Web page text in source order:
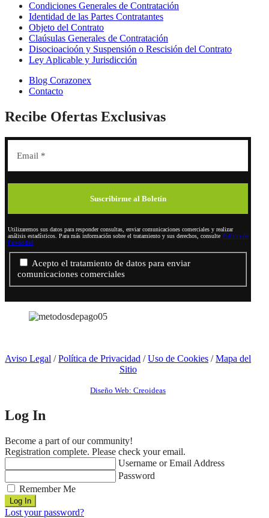
Condiciones Generales de Contratación
Identidad de las Partes Contratantes
Objeto del Contrato
Claúsulas Generales de Contratación
Disocioacioón y Suspensión o Rescisión del Contrato
Ley Aplicable y Jurisdicción
Blog Corazonex
Contacto
Recibe Ofertas Exclusivas
Utilizaremos sus datos para responder consultas, enviar comunicaciones comerciales y realizar
análisis estadísticos. Para más información sobre el tratamiento y sus derechos, consulte Política de
Privacidad
Acepto el tratamiento de datos para enviar
comunicaciones comerciales
Aviso Legal /Política de Privacidad /Uso de Cookies /Mapa del
Sitio
Diseño Web: Creoideas
Log In
Become a part of our community!
Registration complete. Please check your email.
Username or Email Address
Password
Remember Me
Lost your password?